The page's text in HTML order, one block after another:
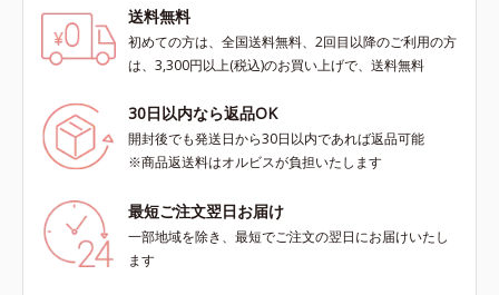
送料無料
初めての方は、全国送料無料、2回目以降のご利用の方
は、3,300円以上(税込)のお買い上げで、送料無料
30日以内なら返品OK
開封後でも発送日から30日以内であれば返品可能
※商品返送料はオルビスが負担いたします
最短ご注文翌日お届け
一部地域を除き、最短でご注文の翌日にお届けいたし
ます